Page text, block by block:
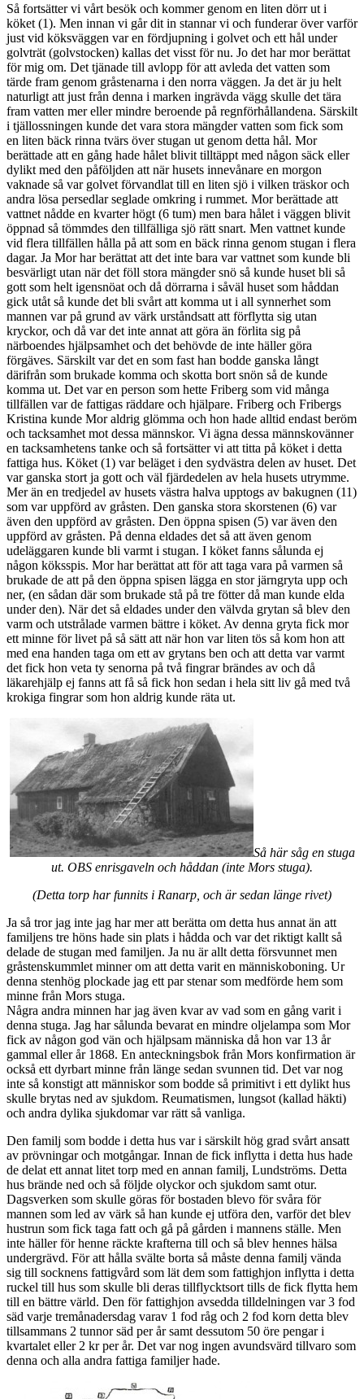
Så fortsätter vi vårt besök och kommer genom en liten dörr ut i
köket (1). Men innan vi går dit in stannar vi och funderar över varför
just vid köksväggen var en fördjupning i golvet och ett hål under
golvträt (golvstocken) kallas det visst för nu. Jo det har mor berättat
för mig om. Det tjänade till avlopp för att avleda det vatten som
tärde fram genom gråstenarna i den norra väggen. Ja det är ju helt
naturligt att just från denna i marken ingrävda vägg skulle det tära
fram vatten mer eller mindre beroende på regnförhållandena. Särskilt
i tjällossningen kunde det vara stora mängder vatten som fick som
en liten bäck rinna tvärs över stugan ut genom detta hål. Mor
berättade att en gång hade hålet blivit tilltäppt med någon säck eller
dylikt med den påföljden att när husets innevånare en morgon
vaknade så var golvet förvandlat till en liten sjö i vilken träskor och
andra lösa persedlar seglade omkring i rummet. Mor berättade att
vattnet nådde en kvarter högt (6 tum) men bara hålet i väggen blivit
öppnad så tömmdes den tillfälliga sjö rätt snart. Men vattnet kunde
vid flera tillfällen hålla på att som en bäck rinna genom stugan i flera
dagar. Ja Mor har berättat att det inte bara var vattnet som kunde bli
besvärligt utan när det föll stora mängder snö så kunde huset bli så
gott som helt igensnöat och då dörrarna i såväl huset som håddan
gick utåt så kunde det bli svårt att komma ut i all synnerhet som
mannen var på grund av värk urståndsatt att förflytta sig utan
kryckor, och då var det inte annat att göra än förlita sig på
närboendes hjälpsamhet och det behövde de inte häller göra
förgäves. Särskilt var det en som fast han bodde ganska långt
därifrån som brukade komma och skotta bort snön så de kunde
komma ut. Det var en person som hette Friberg som vid många
tillfällen var de fattigas räddare och hjälpare. Friberg och Fribergs
Kristina kunde Mor aldrig glömma och hon hade alltid endast beröm
och tacksamhet mot dessa männskor. Vi ägna dessa männskovänner
en tacksamhetens tanke och så fortsätter vi att titta på köket i detta
fattiga hus. Köket (1) var beläget i den sydvästra delen av huset. Det
var ganska stort ja gott och väl fjärdedelen av hela husets utrymme.
Mer än en tredjedel av husets västra halva upptogs av bakugnen (11)
som var uppförd av gråsten. Den ganska stora skorstenen (6) var
även den uppförd av gråsten. Den öppna spisen (5) var även den
uppförd av gråsten. På denna eldades det så att även genom
udeläggaren kunde bli varmt i stugan. I köket fanns sålunda ej
någon köksspis. Mor har berättat att för att taga vara på varmen så
brukade de att på den öppna spisen lägga en stor järngryta upp och
ner, (en sådan där som brukade stå på tre fötter då man kunde elda
under den). När det så eldades under den välvda grytan så blev den
varm och utstrålade varmen bättre i köket. Av denna gryta fick mor
ett minne för livet på så sätt att när hon var liten tös så kom hon att
med ena handen taga om ett av grytans ben och att detta var varmt
det fick hon veta ty senorna på två fingrar brändes av och då
läkarehjälp ej fanns att få så fick hon sedan i hela sitt liv gå med två
krokiga fingrar som hon aldrig kunde räta ut.
Så här såg en stuga
ut. OBS enrisgaveln och håddan (inte Mors stuga).
(Detta torp har funnits i Ranarp, och är sedan länge rivet)
Ja så tror jag inte jag har mer att berätta om detta hus annat än att
familjens tre höns hade sin plats i hådda och var det riktigt kallt så
delade de stugan med familjen. Ja nu är allt detta försvunnet men
gråstenskummlet minner om att detta varit en människoboning. Ur
denna stenhög plockade jag ett par stenar som medförde hem som
minne från Mors stuga.
Några andra minnen har jag även kvar av vad som en gång varit i
denna stuga. Jag har sålunda bevarat en mindre oljelampa som Mor
fick av någon god vän och hjälpsam människa då hon var 13 år
gammal eller år 1868. En anteckningsbok från Mors konfirmation är
också ett dyrbart minne från länge sedan svunnen tid. Det var nog
inte så konstigt att människor som bodde så primitivt i ett dylikt hus
skulle brytas ned av sjukdom. Reumatismen, lungsot (kallad häkti)
och andra dylika sjukdomar var rätt så vanliga.
Den familj som bodde i detta hus var i särskilt hög grad svårt ansatt
av prövningar och motgångar. Innan de fick inflytta i detta hus hade
de delat ett annat litet torp med en annan familj, Lundströms. Detta
hus brände ned och så följde olyckor och sjukdom samt otur.
Dagsverken som skulle göras för bostaden blevo för svåra för
mannen som led av värk så han kunde ej utföra den, varför det blev
hustrun som fick taga fatt och gå på gården i mannens ställe. Men
inte häller för henne räckte krafterna till och så blev hennes hälsa
undergrävd. För att hålla svälte borta så måste denna familj vända
sig till socknens fattigvård som lät dem som fattighjon inflytta i detta
ruckel till hus som skulle bli deras tillflycktsort tills de fick flytta hem
till en bättre värld. Den för fattighjon avsedda tilldelningen var 3 fod
säd varje tremånadersdag varav 1 fod råg och 2 fod korn detta blev
tillsammans 2 tunnor säd per år samt dessutom 50 öre pengar i
kvartalet eller 2 kr per år. Det var nog ingen avundsvärd tillvaro som
denna och alla andra fattiga familjer hade.